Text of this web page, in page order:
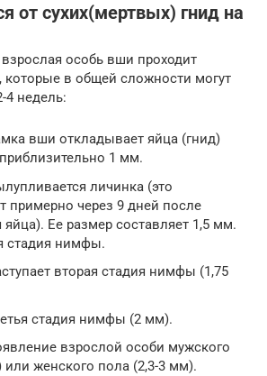
от сухих(мертвых) гнид на
особь вши проходит
которые в общей сложности могут
4 недель:
вши откладывает яйца (гнид)
1 мм.
личинка (это
примерно через 9 дней после
яйца). Ее размер составляет 1,5 мм.
стадия нимфы.
вторая стадия нимфы (1,75
стадия нимфы (2 мм).
взрослой особи мужского
или женского пола (2,3-3 мм).